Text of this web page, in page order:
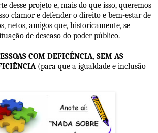
desse projeto e, mais do que isso, queremos
clamor e defender o direito e bem-estar de
netos, amigos que, historicamente, se
de descaso do poder público.
COM DEFICÊNCIA, SEM AS
(para que a igualdade e inclusão